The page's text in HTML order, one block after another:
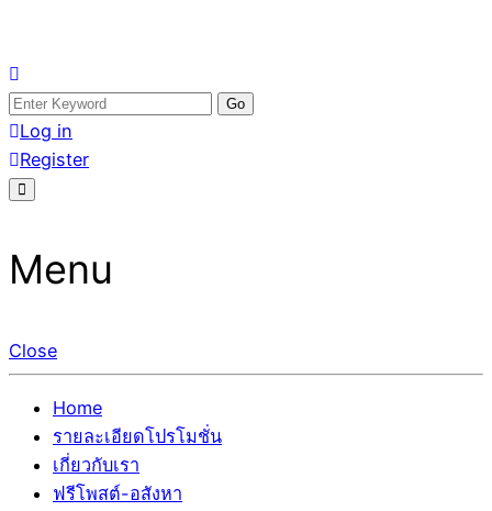
Skip
to
content
อสังหาโพสต์ รีวิวเยอะ รับจ้างโพสต์ขายบ้าน รับจ้างโพสต์อสัง
หา แตกต่างอย่างตั้งใจ รับรองผล อันดับ1 การโพสต์ขายอสังหา
กับทีมงานบริษัท บ้าน ที่ดิน คอนโด ติดGoogleหน้าแรกได้จริงๆ
ใน 7 วัน
รับจ้างโพสอสังหา ขายบ้าน อสังหาโพสต์ เชื่อถือได้จริง รับ
โพสต์ ที่ดิน กับทีมงานบริษัท ถูกและดีที่สุด ไม่มีค่านายหน้า
ขายได้จริงๆ ช่วยสร้างโอกาสในการขายได้มากกว่า ที่เดียว ที่
กล้าการันตีผลงาน ประสบการณ์กว่า20ปี ทีมงานมืออาชีพ ช่วย
คุณขายบ้านมานาน ตัวจริง
Search
for:Log in
Register
Menu
Close
Home
รายละเอียดโปรโมชั่น
เกี่ยวกับเรา
ฟรีโพสต์-อสังหา